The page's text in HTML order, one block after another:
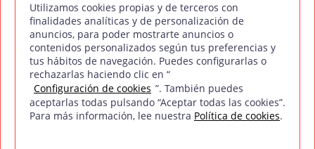
Síguenos en Redes Sociales
Política de privacidad Política de cookies
Aviso legal
Utilizamos cookies propias y de terceros con
finalidades analíticas y de personalización de
anuncios, para poder mostrarte anuncios o
contenidos personalizados según tus preferencias y
tus hábitos de navegación. Puedes configurarlas o
rechazarlas haciendo clic en “
Configuración de cookies ”. También puedes
aceptarlas todas pulsando “Aceptar todas las cookies”.
Para más información, lee nuestra Política de cookies.